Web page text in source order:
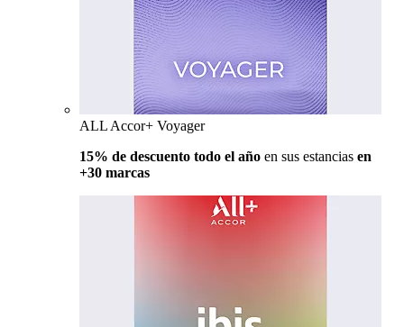
ALL Accor+ Voyager
15% de descuento todo el año en sus estancias en
+30 marcas